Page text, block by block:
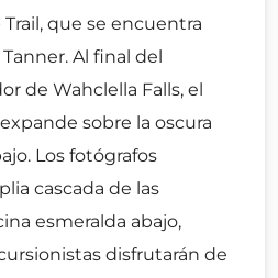
que se encuentra
Al final del
de Wahclella Falls, el
sobre la oscura
Los fotógrafos
cascada de las
esmeralda abajo,
disfrutarán de